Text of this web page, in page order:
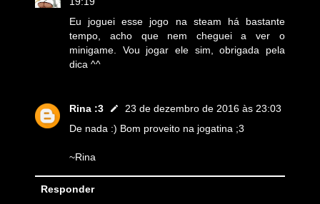
Eu joguei esse jogo na steam há bastante
tempo, acho que nem cheguei a ver o
minigame. Vou jogar ele sim, obrigada pela
dica ^^
Rina :3
23 de dezembro de 2016 às 23:03
De nada :) Bom proveito na jogatina ;3
~Rina
Responder